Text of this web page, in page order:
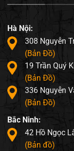
Hà Nội:
308 Nguyễn
(Bản Đồ)
19 Trần Quý
(Bản Đồ)
336 Nguyễn
(Bản Đồ)
Bắc Ninh:
42 Hồ Ngọc
(Bản đồ)